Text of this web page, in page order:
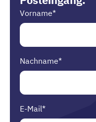
Vorname*
Nachname*
E-Mail*